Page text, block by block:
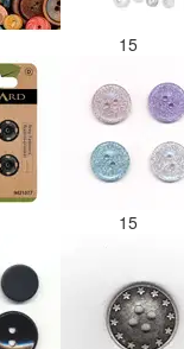
15
15